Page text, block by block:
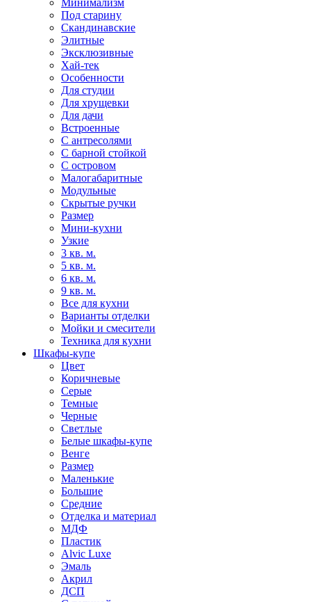
Минимализм
Под старину
Скандинавские
Элитные
Эксклюзивные
Хай-тек
Особенности
Для студии
Для хрущевки
Для дачи
Встроенные
С антресолями
С барной стойкой
С островом
Малогабаритные
Модульные
Скрытые ручки
Размер
Мини-кухни
Узкие
3 кв. м.
5 кв. м.
6 кв. м.
9 кв. м.
Все для кухни
Варианты отделки
Мойки и смесители
Техника для кухни
Шкафы-купе
Цвет
Коричневые
Серые
Темные
Черные
Светлые
Белые шкафы-купе
Венге
Размер
Маленькие
Большие
Средние
Отделка и материал
МДФ
Пластик
Alvic Luxe
Эмаль
Акрил
ДСП